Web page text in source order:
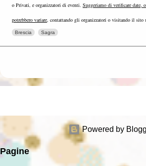
o Privati, e organizzatori di eventi. Suggeriamo di verificare date,
potrebbero variare, contattando gli organizzatori o visitando il sito
Brescia Sagra
Powered by
Pagine